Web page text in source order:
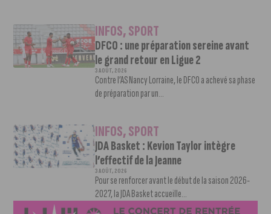
INFOS,SPORT
DFCO : une préparation sereine avant
le grand retour en Ligue 2
3 AOÛT, 2026
Contre l’AS Nancy Lorraine, le DFCO a achevé sa phase
de préparation par un...
INFOS,SPORT
JDA Basket : Kevion Taylor intègre
l’effectif de la Jeanne
3 AOÛT, 2026
Pour se renforcer avant le début de la saison 2026-
2027, la JDA Basket accueille...